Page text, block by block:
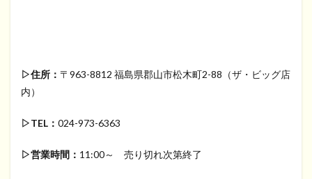
▷住所： 〒963-8812 福島県郡山市松木町2-88（ザ・ビッグ店
内）
▷TEL： 024-973-6363
▷営業時間： 11:00～ 売り切れ次第終了